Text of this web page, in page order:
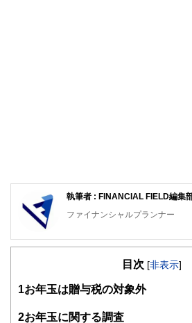
執筆者 : FINANCIAL FIELD編集
ファイナンシャルプランナー
FinancialField編集部は、金融、
知識がない方でも理解できるよ
得者を中心に「お金や暮らし」
目次 [非表示]
1 お年玉は贈与税の対象外
2お年玉に関する調査